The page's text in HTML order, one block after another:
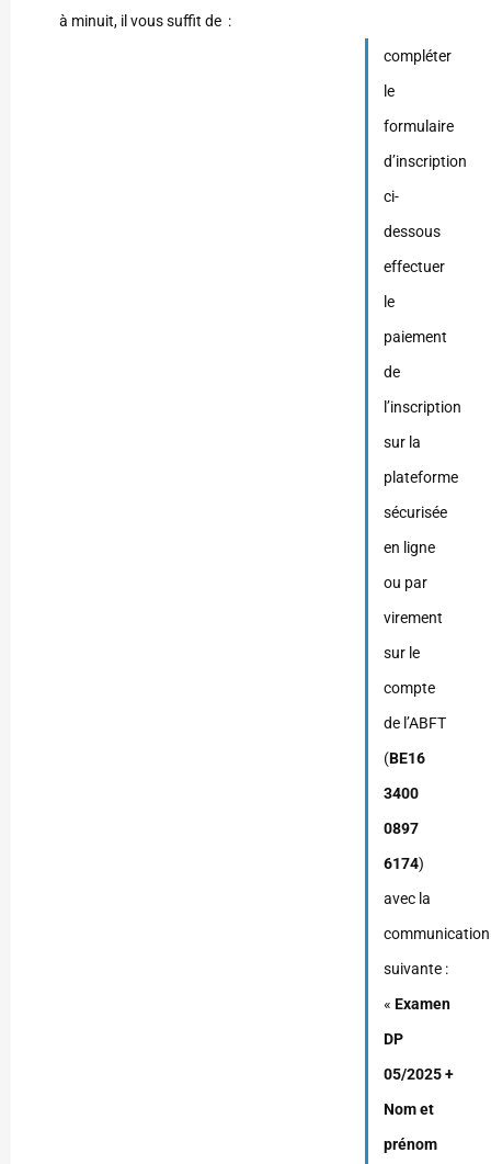
à minuit, il vous suffit de :
compléter
le
formulaire
d’inscription
ci-
dessous
effectuer
le
paiement
de
l’inscription
sur la
plateforme
sécurisée
en ligne
ou par
virement
sur le
compte
de l’ABFT
(BE16
3400
0897
6174)
avec la
communication
suivante :
« Examen
DP
05/2025 +
Nom et
prénom